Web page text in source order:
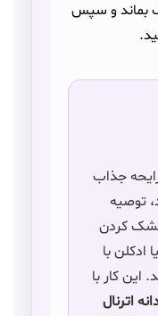
بماند و سپس
جذاب
توصیه
خشک کردن
ادکلن با
این کار با
اترنال